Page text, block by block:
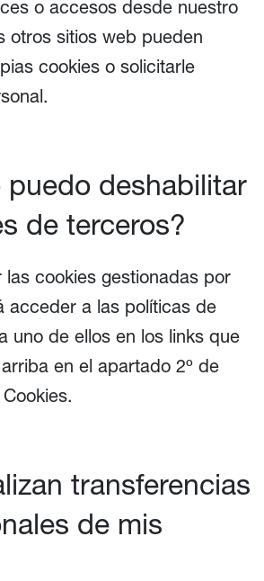
o accesos desde nuestro
otros sitios web pueden
cookies o solicitarle
puedo deshabilitar
de terceros?
las cookies gestionadas por
acceder a las políticas de
uno de ellos en los links que
en el apartado 2º de
transferencias
de mis